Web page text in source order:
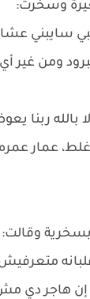
وسخرت:
سايبني
ومن غير
بالله
عمار
وقالت:
هاجر دي